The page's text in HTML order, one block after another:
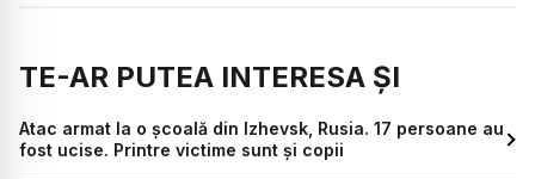
TE-AR PUTEA INTERESA ȘI
Atac armat la o școală din Izhevsk, Rusia. 17 persoane au
fost ucise. Printre victime sunt și copii